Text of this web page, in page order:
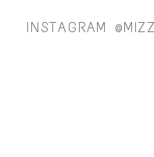
INSTAGRAM